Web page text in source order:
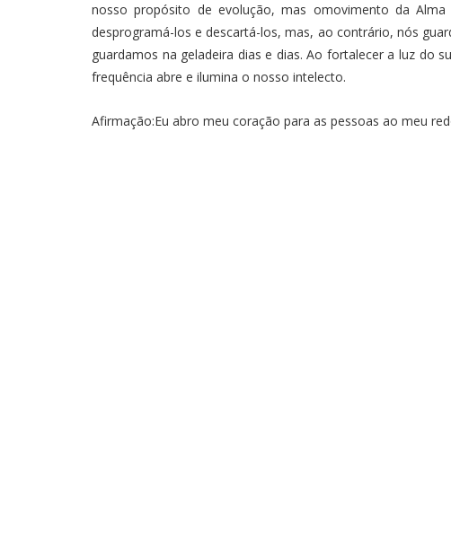
nosso propósito de evolução, mas omovimento da
desprogramá-los e descartá-los, mas, ao contrário, nós
guardamos na geladeira dias e dias. Ao fortalecer a luz do
frequência abre e ilumina o nosso intelecto.
Afirmação:Eu abro meu coração para as pessoas ao meu